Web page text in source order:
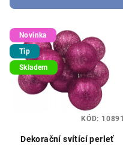
r
o
d
u
k
V
ý
p
Novinka
Tip
Skladem
Dekorační svítící perleť
KÓD: 10891